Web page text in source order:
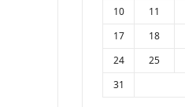
10
11
17
18
24
25
31